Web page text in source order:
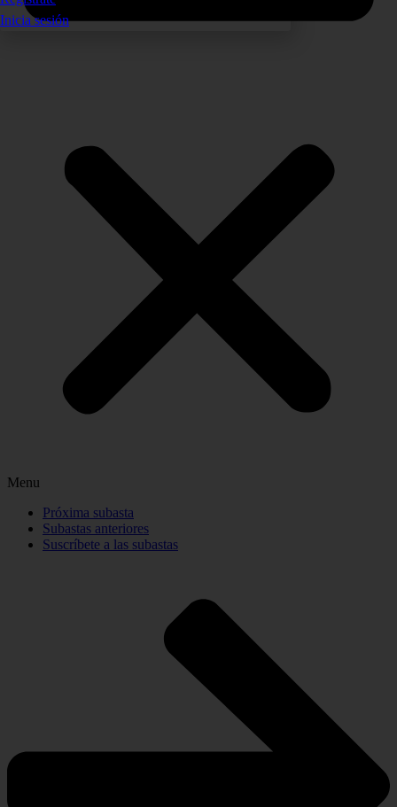
Menu
Próxima subasta
Subastas anteriores
Suscríbete a las subastas
Inicia sesión